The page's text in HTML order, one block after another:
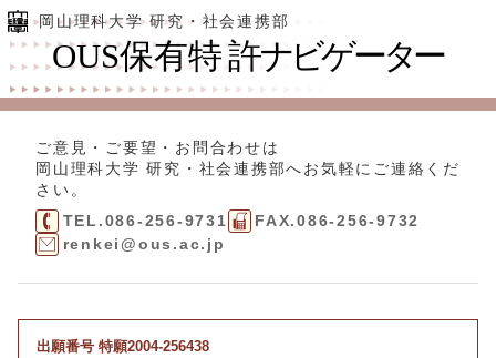
岡山理科大学 研究・社会連携部
ご意見・ご要望・お問合わせは
岡山理科大学 研究・社会連携部へお気軽にご連絡くだ
さい。
TEL.086-256-9731
FAX.086-256-9732
renkei@ous.ac.jp
出願番号 特願2004-256438